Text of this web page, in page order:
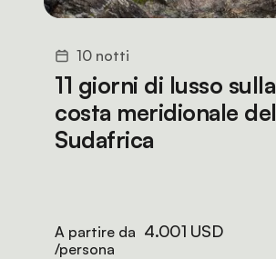
10 notti
11 giorni di lusso sulla
costa meridionale del
Sudafrica
A partire da 4.001 USD
/persona